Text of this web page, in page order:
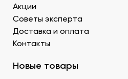
вкусового оттенка и
Соевый соус.
приобрести оптовой
Акции
Советы эксперта
Доставка и оплата
Контакты
Новые товары